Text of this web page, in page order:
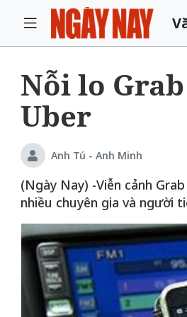
Nỗi lo
Uber
Anh Tú - Anh Minh
(Ngày Nay) -Viễn cảnh
nhiều chuyên gia và người